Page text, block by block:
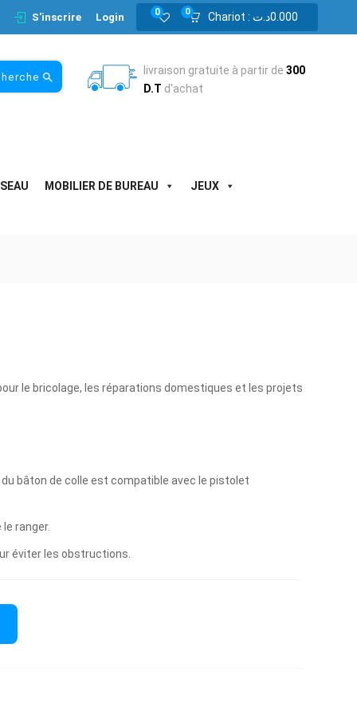
Chariot : 0.000د.ت 0
0
S'inscrire Login
livraison gratuite à partir de 300
D.T d'achat
MOBILIER DE BUREAU JEUX
le bricolage, les réparations domestiques et les projets
bâton de colle est compatible avec le pistolet
ranger.
éviter les obstructions.​